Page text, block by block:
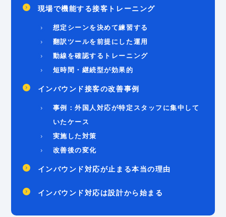
現場で機能する接客トレーニング
想定シーンを決めて練習する
翻訳ツールを前提にした運用
動線を確認するトレーニング
短時間・継続型が効果的
インバウンド接客の改善事例
事例：外国人対応が特定スタッフに集中して
いたケース
実施した対策
改善後の変化
インバウンド対応が止まる本当の理由
インバウンド対応は設計から始まる